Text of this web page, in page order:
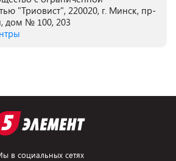
"Триовист", 220020, г. Минск, пр-
дом № 100, 203
в социальных сетях